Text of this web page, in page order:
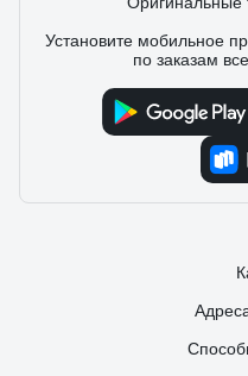
Установите мобильное
по заказам